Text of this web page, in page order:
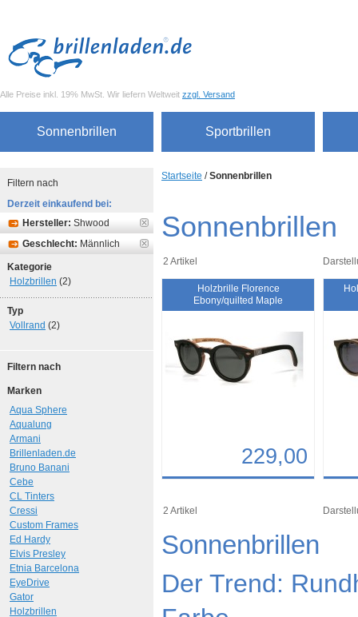
Alle Preise inkl. 19% MwSt. Wir liefern Weltweit zzgl. Versand
Sonnenbrillen Sportbrillen
Startseite /Sonnenbrillen
Sonnenbrillen
2 Artikel
Holzbrille Florence
Ebony/quilted Maple
229,00
Art.-Nr.: 9766 Art.-
2 Artikel
Sonnenbrillen
Der Trend:
Filtern nach
Derzeit einkaufend bei:
Hersteller: Shwood
Geschlecht: Männlich
Kategorie
Holzbrillen (2)
Typ
Vollrand (2)
Filtern nach
Marken
Aqua Sphere
Aqualung
Armani
Brillenladen.de
Bruno Banani
Cebe
CL Tinters
Cressi
Custom Frames
Ed Hardy
Elvis Presley
Etnia Barcelona
EyeDrive
Gator
Holzbrillen